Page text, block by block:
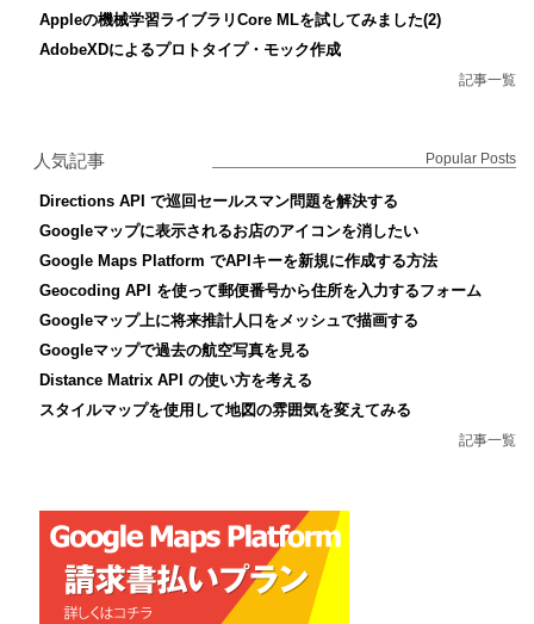
Appleの機械学習ライブラリCore MLを試してみました(2)
AdobeXDによるプロトタイプ・モック作成
記事一覧
人気記事 Popular Posts
Directions API で巡回セールスマン問題を解決する
Googleマップに表示されるお店のアイコンを消したい
Google Maps Platform でAPIキーを新規に作成する方法
Geocoding API を使って郵便番号から住所を入力するフォーム
Googleマップ上に将来推計人口をメッシュで描画する
Googleマップで過去の航空写真を見る
Distance Matrix API の使い方を考える
スタイルマップを使用して地図の雰囲気を変えてみる
記事一覧